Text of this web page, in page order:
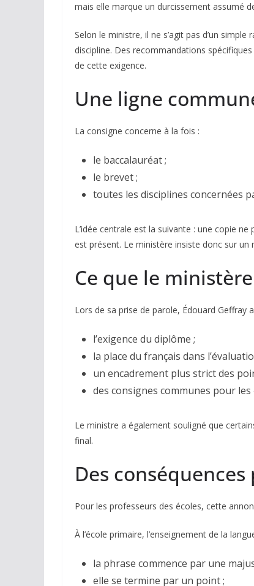
mais elle marque un durcissement assumé
Selon le ministre, il ne s’agit pas d’un
discipline. Des recommandations
de cette exigence.
Une ligne
La consigne concerne à la fois :
le baccalauréat ;
le brevet ;
toutes les disciplines concernées
L’idée centrale est la suivante : une copie
est présent. Le ministère insiste donc sur
Ce que le
Lors de sa prise de parole, Édouard Geffray
l’exigence du diplôme ;
la place du français dans
un encadrement plus strict des
des consignes communes pour
Le ministre a également souligné que
final.
Des
Pour les professeurs des écoles, cette
À l’école primaire, l’enseignement de la
la phrase commence par une
elle se termine par un point ;